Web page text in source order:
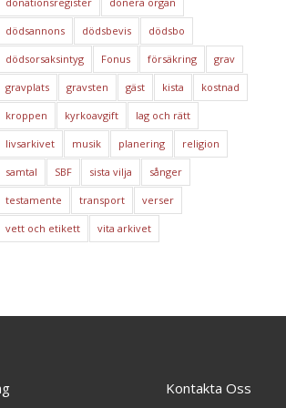
dödsannons dödsbevis dödsbo
dödsorsaksintyg Fonus försäkring grav
gravplats gravsten gäst kista kostnad
kroppen kyrkoavgift lag och rätt
livsarkivet musik planering religion
samtal SBF sista vilja sånger
testamente transport verser
vett och etikett vita arkivet
Kontakta Oss